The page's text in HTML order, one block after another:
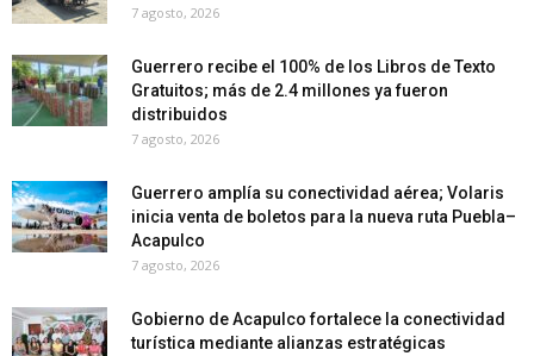
7 agosto, 2026
Guerrero recibe el 100% de los Libros de Texto
Gratuitos; más de 2.4 millones ya fueron
distribuidos
7 agosto, 2026
Guerrero amplía su conectividad aérea; Volaris
inicia venta de boletos para la nueva ruta Puebla–
Acapulco
7 agosto, 2026
Gobierno de Acapulco fortalece la conectividad
turística mediante alianzas estratégicas